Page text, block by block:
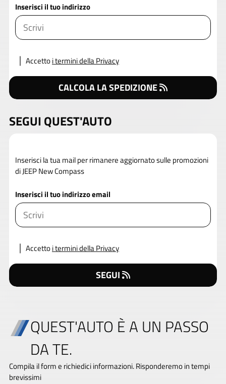
Inserisci il tuo indirizzo
Accettoi termini della Privacy
CALCOLA LA SPEDIZIONE
SEGUI QUEST'AUTO
Inserisci la tua mail per rimanere aggiornato sulle promozioni
di JEEP New Compass
Inserisci il tuo indirizzo email
Accettoi termini della Privacy
SEGUI
QUEST'AUTO È A UN PASSO
DA TE.
Compila il form e richiedici informazioni. Risponderemo in tempi
brevissimi